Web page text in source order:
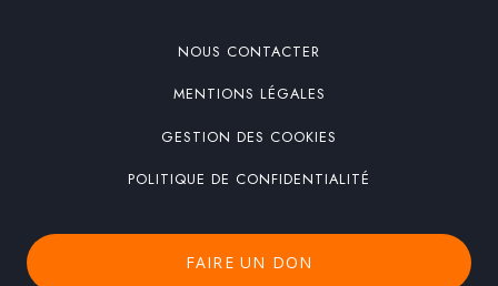
NOUS CONTACTER
MENTIONS LÉGALES
GESTION DES COOKIES
POLITIQUE DE CONFIDENTIALITÉ
FAIRE UN DON